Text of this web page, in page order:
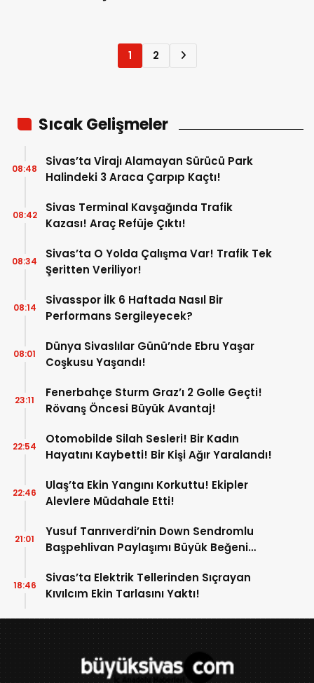
1 2
Sıcak Gelişmeler
Sivas’ta Virajı Alamayan Sürücü Park
Halindeki 3 Araca Çarpıp Kaçtı!
08:48
Sivas Terminal Kavşağında Trafik
Kazası! Araç Refüje Çıktı!
08:42
Sivas’ta O Yolda Çalışma Var! Trafik Tek
Şeritten Veriliyor!
08:34
Sivasspor İlk 6 Haftada Nasıl Bir
Performans Sergileyecek?
08:14
Dünya Sivaslılar Günü’nde Ebru Yaşar
Coşkusu Yaşandı!
08:01
Fenerbahçe Sturm Graz’ı 2 Golle Geçti!
Rövanş Öncesi Büyük Avantaj!
23:11
Otomobilde Silah Sesleri! Bir Kadın
Hayatını Kaybetti! Bir Kişi Ağır Yaralandı!
22:54
Ulaş’ta Ekin Yangını Korkuttu! Ekipler
Alevlere Müdahale Etti!
22:46
Yusuf Tanrıverdi’nin Down Sendromlu
Başpehlivan Paylaşımı Büyük Beğeni
21:01
Sivas’ta Elektrik Tellerinden Sıçrayan
Kıvılcım Ekin Tarlasını Yaktı!
18:46